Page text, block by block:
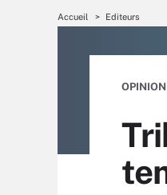
Accueil Editeurs
OPINION